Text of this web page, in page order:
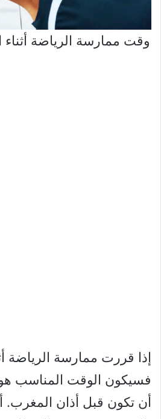
وقت ممارسة الرياضة
إذا قررت ممارسة الرياضة
أن تكون قبل أذان المغرب.